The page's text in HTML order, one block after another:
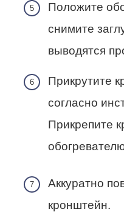
Положите
снимите
выводятся
Прикрутите
согласно
Прикрепите
Аккуратно
кронштейн.